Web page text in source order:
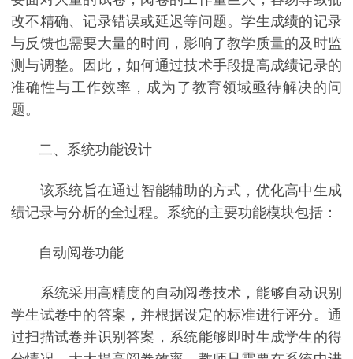
改不精确、记录错误或延迟等问题。学生成绩的记录
与反馈也需要大量的时间，影响了教学质量的及时监
测与调整。因此，如何通过技术手段提高成绩记录的
准确性与工作效率，成为了教育领域亟待解决的问
题。
二、系统功能设计
该系统旨在通过智能辅助的方式，优化高中生成
绩记录与分析的全过程。系统的主要功能模块包括：
自动阅卷功能
系统采用高精度的自动阅卷技术，能够自动识别
学生试卷中的答案，并根据设定的标准进行评分。通
过扫描试卷并识别答案，系统能够即时生成学生的得